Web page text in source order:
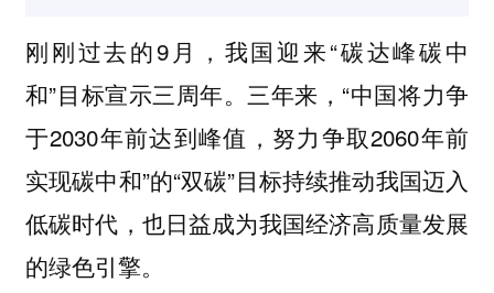
刚刚过去的9月，我国迎来“碳达峰碳中
和”目标宣示三周年。三年来，“中国将力争
于2030年前达到峰值，努力争取2060年前
实现碳中和”的“双碳”目标持续推动我国迈入
低碳时代，也日益成为我国经济高质量发展
的绿色引擎。